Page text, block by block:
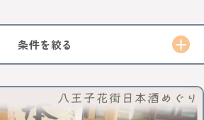
荻窪 西荻窪
吉祥寺
東小金井 武蔵小金井
国分寺
条件を絞る